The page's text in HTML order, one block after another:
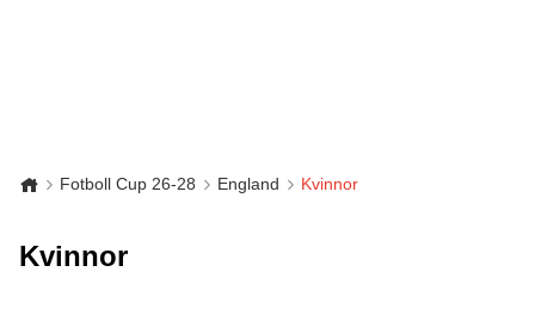
Fotboll Cup 26-28 England Kvinnor
Kvinnor